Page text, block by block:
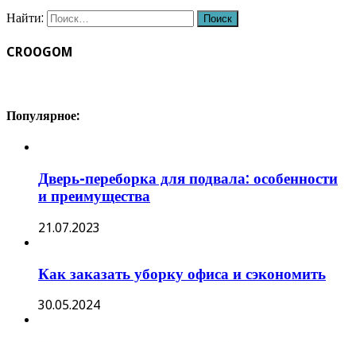
Найти:
CROOGOM
Популярное:
Дверь-переборка для подвала: особенности
и преимущества
21.07.2023
Как заказать уборку офиса и сэкономить
30.05.2024